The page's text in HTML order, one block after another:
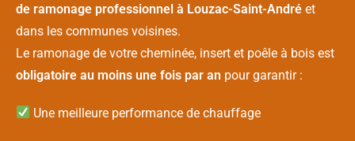
de ramonage professionnel à Louzac-Saint-André et
dans les communes voisines.
Le ramonage de votre cheminée, insert et poêle à bois est
obligatoire au moins une fois par an pour garantir :
Une meilleure performance de chauffage